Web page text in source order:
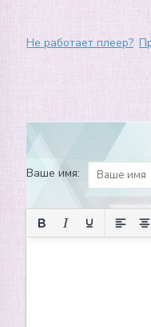
Не работает плеер?
Ваше имя: